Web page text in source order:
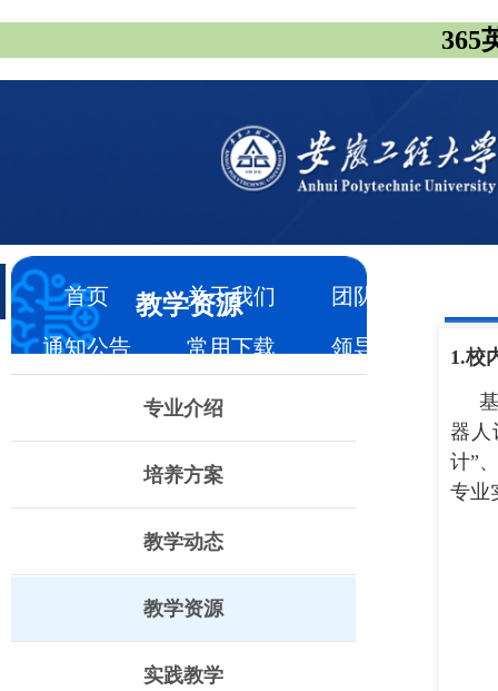
365
首页 关于我们 团队队伍
通知公告 常用下载 领导信箱
教学资源
专业介绍
培养方案
教学动态
教学资源
实践教学
1.校
器人
计”
专业